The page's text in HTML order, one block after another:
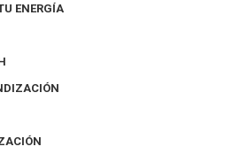
ENERGÍA